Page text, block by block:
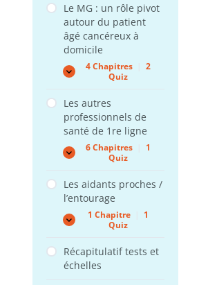
de
manière
éthique
:
comment
faire
?
Le MG : un rôle pivot
autour du patient
âgé cancéreux à
domicile
Expand
Le
un
rôle
pivot
autour
du
patient
cancéreux
à
domicile
4 Chapitres
2
Quiz
Les autres
professionnels de
santé de 1re ligne
Expand
Les
de
santé
1re
ligne
6 Chapitres
1
Quiz
Les aidants proches /
l’entourage
Expand
Les
/
l’entourage
1 Chapitre
1
Quiz
Récapitulatif tests et
échelles